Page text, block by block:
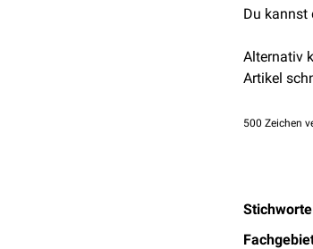
Du kannst
Alternativ
Artikel
500 Zeichen